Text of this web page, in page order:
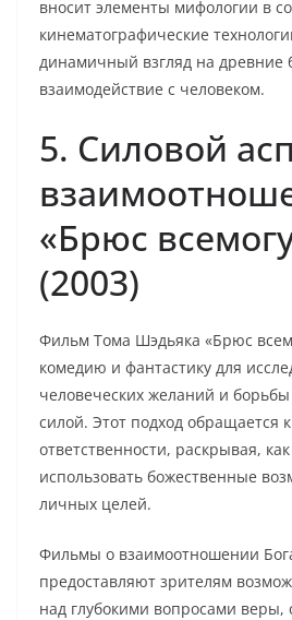
вносит элементы мифологии в
кинематографические
динамичный взгляд на древние
взаимодействие с человеком.
5. Силовой
«Брюс
(2003)
Фильм Тома Шэдьяка «Брюс
комедию и фантастику для
человеческих желаний и
силой. Этот подход обращается
ответственности, раскрывая,
использовать божественные
личных целей.
Фильмы о взаимоотношении
предоставляют зрителям
над глубокими вопросами